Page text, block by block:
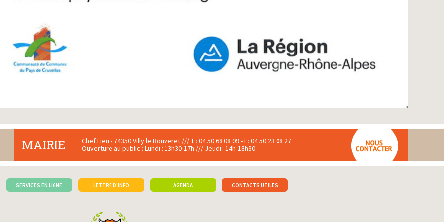
MAIRIE
Chef Lieu - 74350 Villy le Bouveret /// T : 04 50 68 08 09 - F: 04 50 23 08 27
Ouverture au public : Lundi : 13h30-17h /// Jeudi : 14h-18h30
SERVICES EN LIGNE LETTRE D'INFO AGENDA CONTACTS UTILES